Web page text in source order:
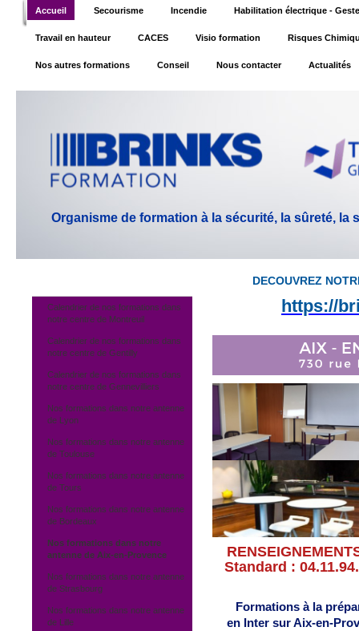
Accueil Secourisme Incendie Habilitation électrique -
Travail en hauteur CACES Visio formation Risques
Nos autres formations Conseil Nous contacter Actualités
Organisme de formation à la sécurité, la sûreté,
Calendrier de nos formations dans
notre centre de Montreuil
Calendrier de nos formations dans
notre centre de Gentilly
Calendrier de nos formations dans
notre centre de Gennevilliers
Nos formations dans notre antenne
de Lyon
Nos formations dans notre antenne
de Toulouse
Nos formations dans notre antenne
de Tours
Nos formations dans notre antenne
de Bordeaux
Nos formations dans notre
antenne de Aix-en-Provence
Nos formations dans notre antenne
de Strasbourg
Nos formations dans notre antenne
de Lille
DECOUVREZ
https://
Standard :
Formations à la
en Inter sur Aix-en-